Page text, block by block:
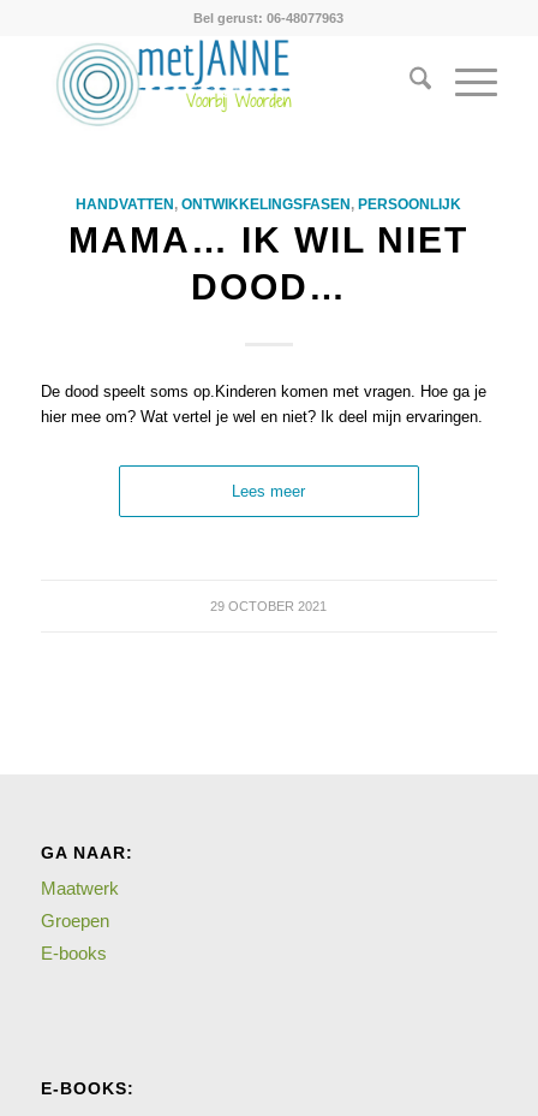
Bel gerust: 06-48077963
HANDVATTEN,ONTWIKKELINGSFASEN,PERSOONLIJK
MAMA… IK WIL NIET
DOOD…
De dood speelt soms op.Kinderen komen met vragen. Hoe ga je
hier mee om? Wat vertel je wel en niet? Ik deel mijn ervaringen.
Lees meer
29 OCTOBER 2021
GA NAAR:
Maatwerk
Groepen
E-books
E-BOOKS: